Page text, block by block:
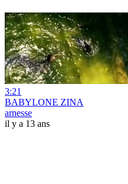
3:21
BABYLONE ZINA
arnesse
il y a 13 ans